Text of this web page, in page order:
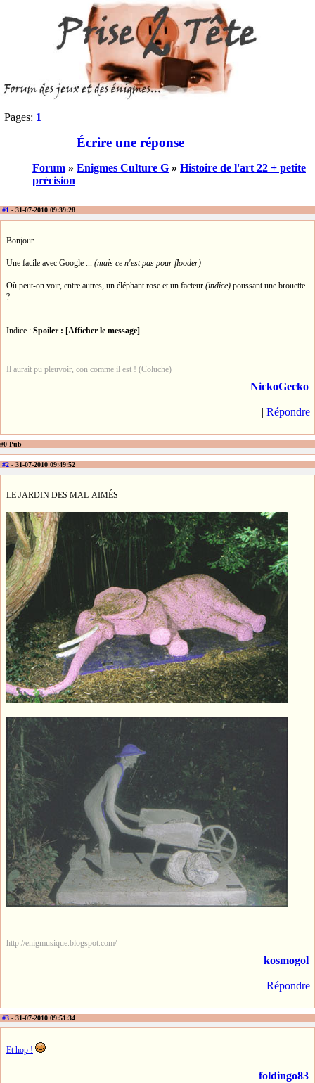
Pages: 1
Écrire une réponse
Forum » Enigmes Culture G » Histoire de l'art 22 + petite
précision
#1 - 31-07-2010 09:39:28
Bonjour
Une facile avec Google ... (mais ce n'est pas pour flooder)
Où peut-on voir, entre autres, un éléphant rose et un facteur (indice) poussant une brouette
?
Indice : Spoiler : [Afficher le message]
Il aurait pu pleuvoir, con comme il est ! (Coluche)
NickoGecko
| Répondre
#0 Pub
#2 - 31-07-2010 09:49:52
LE JARDIN DES MAL-AIMÉS
http://enigmusique.blogspot.com/
kosmogol
Répondre
#3 - 31-07-2010 09:51:34
Et hop !
foldingo83